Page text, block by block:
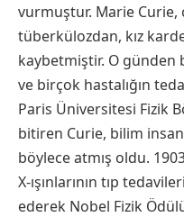
vurmuştur. Marie
tüberkülozdan, kız
kaybetmiştir. O günden
ve birçok hastalığın
Paris Üniversitesi Fizik
bitiren Curie, bilim
böylece atmış oldu.
X-ışınlarının tıp
ederek Nobel Fizik